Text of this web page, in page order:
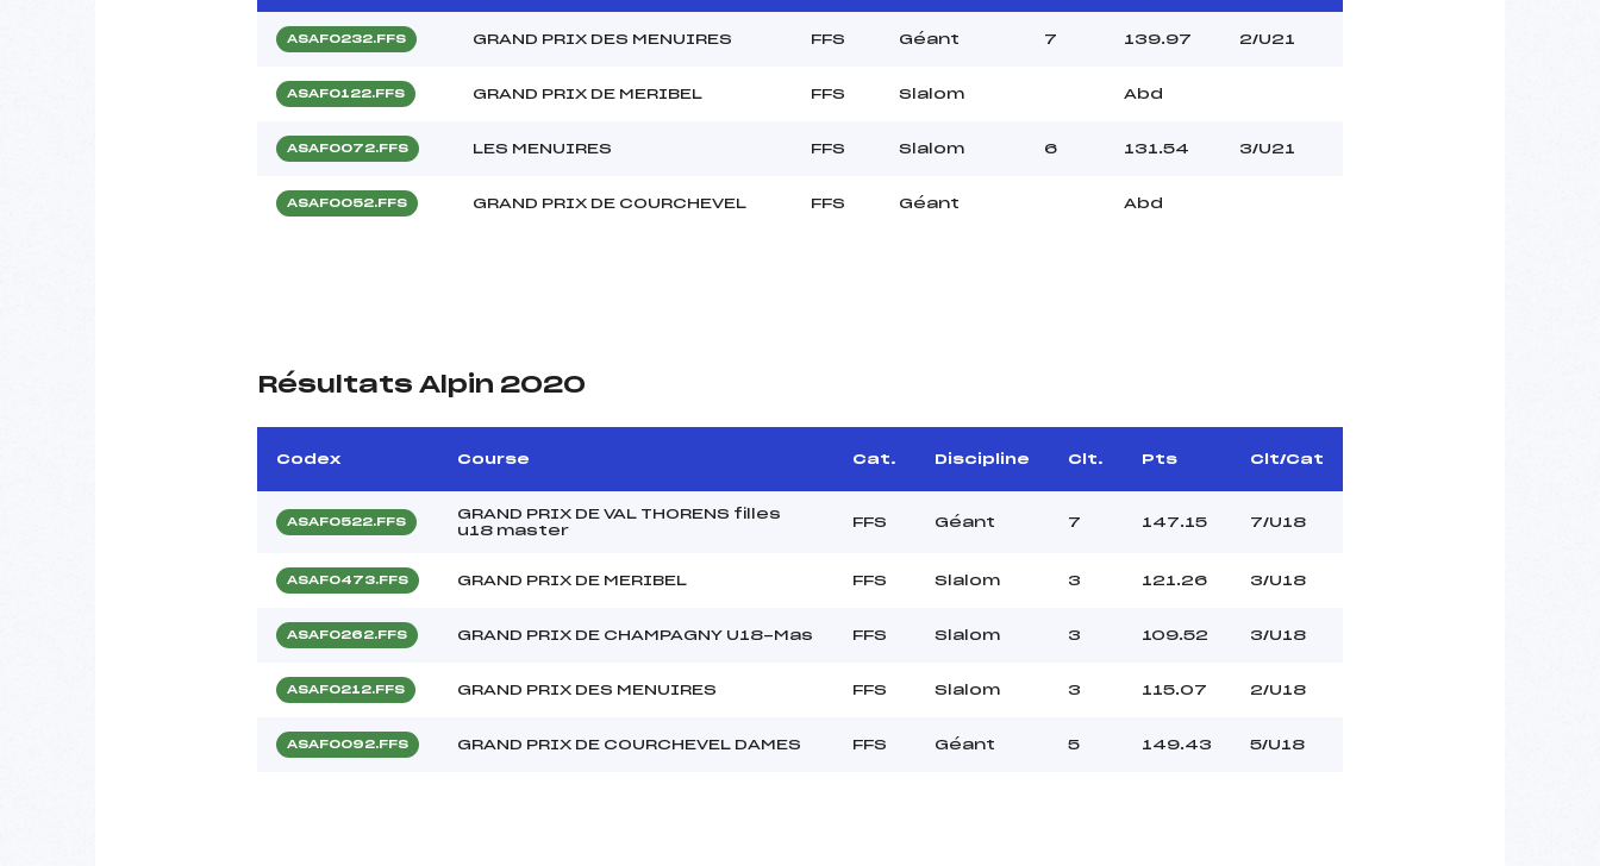
ASAF0232.FFS GRAND PRIX DES MENUIRES FFS Géant 7 139.97 2/U21
ASAF0122.FFS GRAND PRIX DE MERIBEL FFS Slalom Abd
ASAF0072.FFS LES MENUIRES FFS Slalom 6 131.54 3/U21
ASAF0052.FFS GRAND PRIX DE COURCHEVEL FFS Géant Abd
Résultats Alpin 2020
Codex Course Cat. Discipline Clt. Pts Clt/Cat
ASAF0522.FFS
GRAND PRIX DE VAL THORENS filles
u18 master
FFS Géant 7 147.15 7/U18
ASAF0473.FFS GRAND PRIX DE MERIBEL FFS Slalom 3 121.26 3/U18
ASAF0262.FFS GRAND PRIX DE CHAMPAGNY U18-Mas FFS Slalom 3 109.52 3/U18
ASAF0212.FFS GRAND PRIX DES MENUIRES FFS Slalom 3 115.07 2/U18
ASAF0092.FFS GRAND PRIX DE COURCHEVEL DAMES FFS Géant 5 149.43 5/U18